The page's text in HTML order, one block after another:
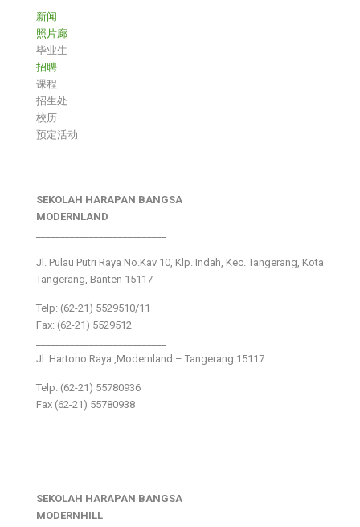
新闻
照片廊
毕业生
招聘
课程
招生处
校历
预定活动
SEKOLAH HARAPAN BANGSA
MODERNLAND
Jl. Pulau Putri Raya No.Kav 10, Klp. Indah, Kec. Tangerang, Kota
Tangerang, Banten 15117
Telp: (62-21) 5529510/11
Fax: (62-21) 5529512
Jl. Hartono Raya ,Modernland – Tangerang 15117
Telp. (62-21) 55780936
Fax (62-21) 55780938
SEKOLAH HARAPAN BANGSA
MODERNHILL